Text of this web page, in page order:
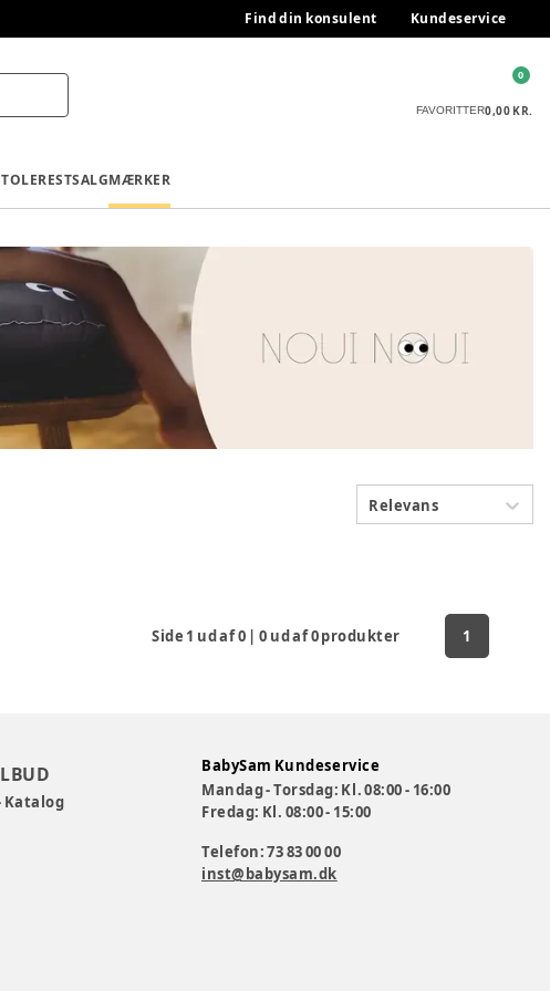
Find din konsulent Kundeservice
FAVORITTER0,00 KR.
0
RESTSALGMÆRKER
Relevans
Side 1 ud af0 |0 ud af0produkter 1
BabySam Kundeservice
Mandag - Torsdag: Kl. 08:00 - 16:00
Fredag: Kl. 08:00 - 15:00
Telefon: 73 83 00 00
inst@babysam.dk